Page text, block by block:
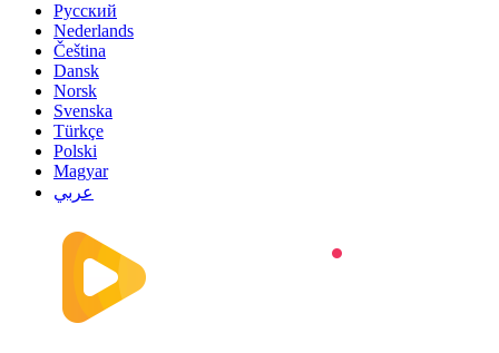
Русский
Nederlands
Čeština
Dansk
Norsk
Svenska
Türkçe
Polski
Magyar
عربي